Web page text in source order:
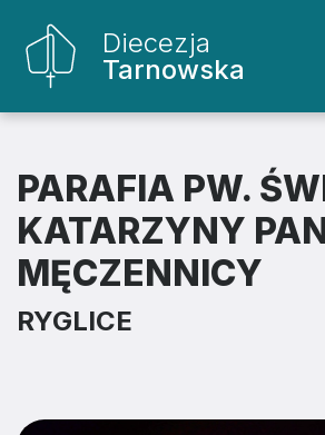
Diecezja
Tarnowska
PARAFIA PW.
KATARZYNY
MĘCZENNICY
RYGLICE